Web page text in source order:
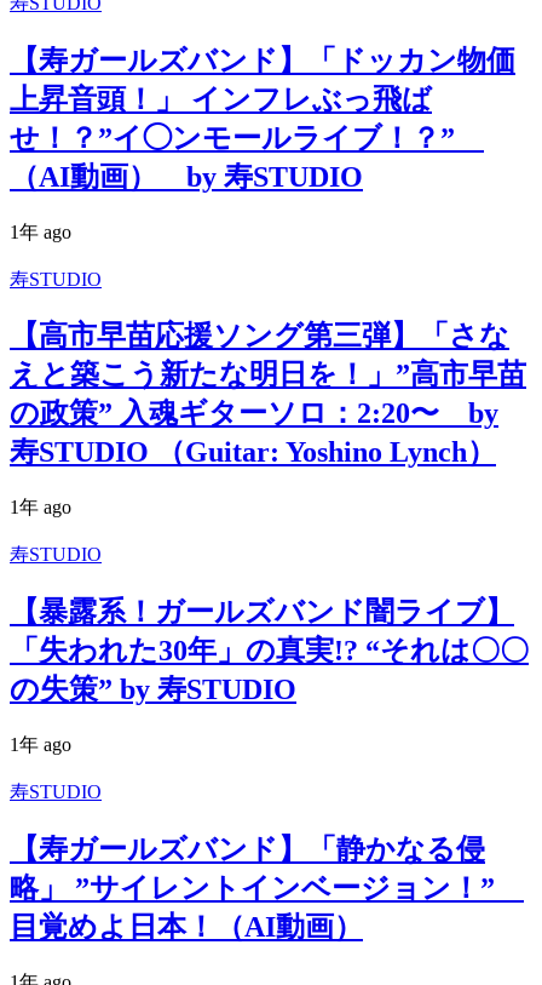
【寿ガールズバンド】「ドッカン物価
上昇音頭！」 インフレぶっ飛ば
せ！？”イ◯ンモールライブ！？”
（AI動画） by 寿STUDIO
1年 ago
寿STUDIO
【高市早苗応援ソング第三弾】「さな
えと築こう新たな明日を！」”高市早苗
の政策” 入魂ギターソロ：2:20〜 by
寿STUDIO （Guitar: Yoshino Lynch）
1年 ago
寿STUDIO
【暴露系！ガールズバンド闇ライブ】
「失われた30年」の真実!? “それは〇〇
の失策” by 寿STUDIO
1年 ago
寿STUDIO
【寿ガールズバンド】「静かなる侵
略」 ”サイレントインベージョン！”
目覚めよ日本！（AI動画）